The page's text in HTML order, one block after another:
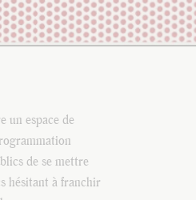
un espace de
de se mettre
hésitant à franchir